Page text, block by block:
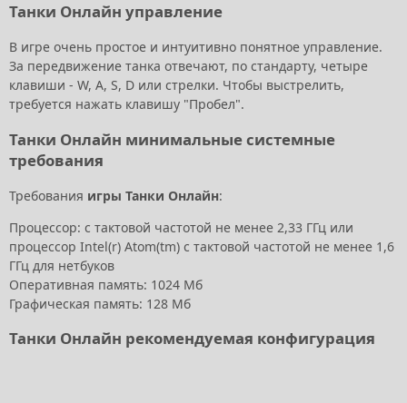
Танки Онлайн управление
В игре очень простое и интуитивно понятное управление.
За передвижение танка отвечают, по стандарту, четыре
клавиши - W, A, S, D или стрелки. Чтобы выстрелить,
требуется нажать клавишу "Пробел".
Танки Онлайн минимальные системные
требования
Требования игры Танки Онлайн:
Процессор: с тактовой частотой не менее 2,33 ГГц или
процессор Intel(r) Atom(tm) с тактовой частотой не менее 1,6
ГГц для нетбуков
Оперативная память: 1024 Мб
Графическая память: 128 Мб
Танки Онлайн рекомендуемая конфигурация